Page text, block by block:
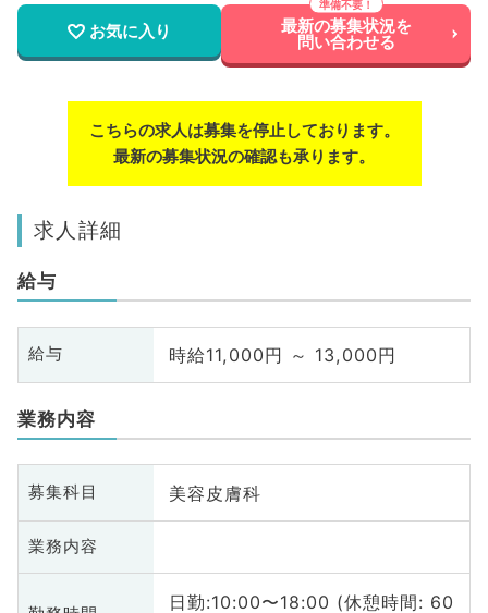
お気に入り 最新の募集状況を
問い合わせる
こちらの求人は募集を停止しております。
最新の募集状況の確認も承ります。
求人詳細
給与
給与 時給11,000円 ～ 13,000円
業務内容
募集科目 美容皮膚科
業務内容
日勤:10:00〜18:00 (休憩時間: 60